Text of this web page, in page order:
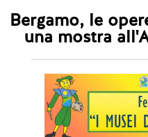
Bergamo, le
una mostra